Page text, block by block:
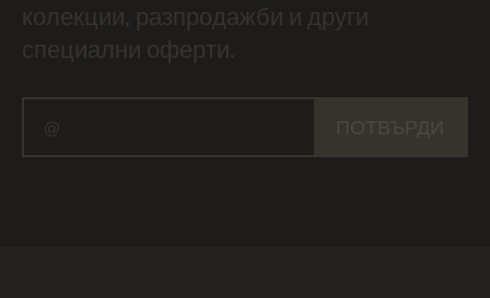
колекции, разпродажби и други
специални оферти.